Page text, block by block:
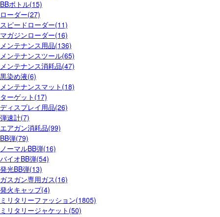
BBボトル(15)
ローダー(27)
スピードローダー(11)
マガジンローダー(16)
メンテナンス用品(136)
メンテナンスツール(65)
メンテナンス消耗品(47)
黒染め液(6)
メンテナンスマット(18)
ターゲット(17)
ディスプレイ用品(26)
弾速計(7)
エアガン消耗品(99)
BB弾(79)
ノーマルBB弾(16)
バイオBB弾(54)
発光BB弾(13)
ガスガン専用ガス(16)
発火キャップ(4)
ミリタリーファッション(1805)
ミリタリージャケット(50)